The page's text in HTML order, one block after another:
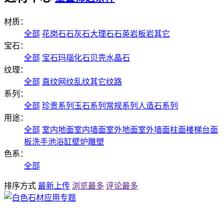
材质：
全部 花岗石石灰石大理石石英岩板岩其它
宝石：
全部 宝石玛瑙化石贝壳水晶石
纹理：
全部 直纹网纹乱纹其它纹路
系列：
全部 珍贵系列 玉石系列 常规系列 人造石系列
用途：
全部 室内地面室内墙面室外地面室外墙面柱面楼梯台面
板洗手池浴缸壁炉雕塑
色系：
全部
排序方式 最新上传 浏览最多 评论最多